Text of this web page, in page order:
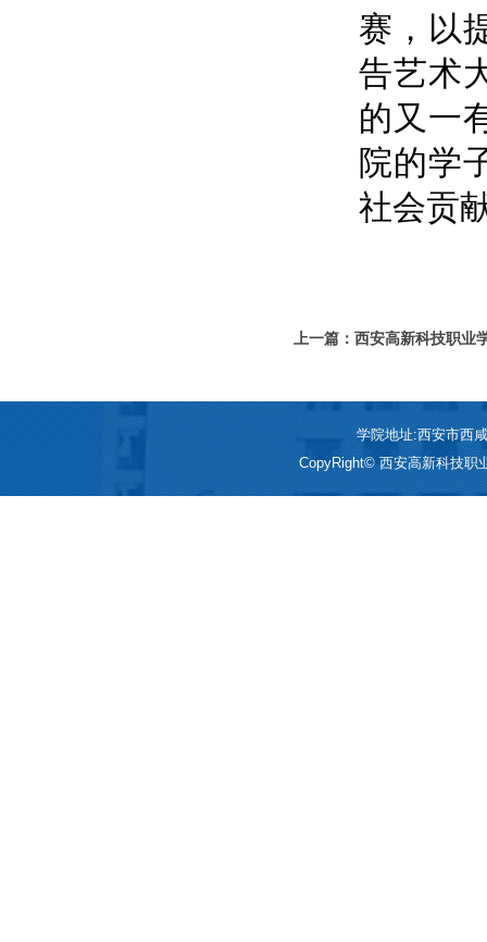
赛，以
告艺术
的又一
院的学
社会贡
上一篇：西安高新科技职
学院地址:西安市西
CopyRight© 西安高新科技职